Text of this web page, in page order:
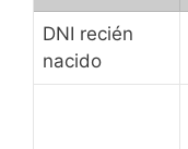
DNI recién
nacido